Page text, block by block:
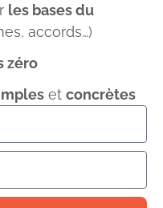
les bases du
accords…)
zéro
et concrètes